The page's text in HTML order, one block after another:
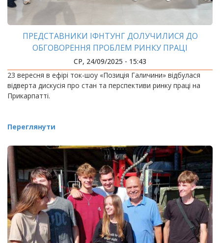
ПРЕДСТАВНИКИ ІФНТУНГ ДОЛУЧИЛИСЯ ДО
ОБГОВОРЕННЯ ПРОБЛЕМ РИНКУ ПРАЦІ
СР, 24/09/2025 - 15:43
23 вересня в ефірі ток-шоу «Позиція Галичини» відбулася
відверта дискусія про стан та перспективи ринку праці на
Прикарпатті.
Переглянути